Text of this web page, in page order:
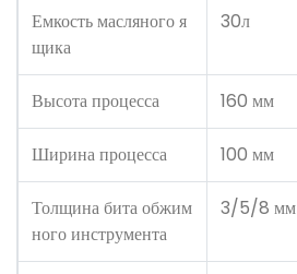
Емкость масляного я
щика
30л
Высота процесса 160 мм
Ширина процесса 100 мм
Толщина бита обжим
ного инструмента
3/5/8 мм